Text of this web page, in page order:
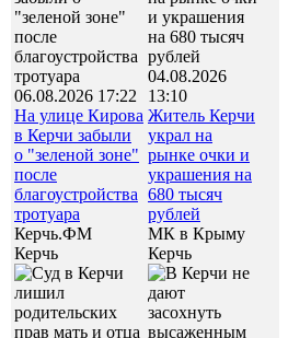
06.08.2026 17:22
На улице Кирова
в Керчи забыли
о "зеленой зоне"
после
благоустройства
тротуара
Керчь.ФМ
Керчь
04.08.2026
13:10
Житель Керчи
украл на
рынке очки и
украшения на
680 тысяч
рублей
МК в Крыму
Керчь